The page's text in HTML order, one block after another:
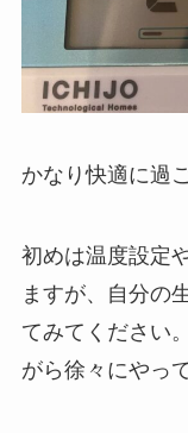
かなり快適に過
初めは温度設定
ますが、自分の
てみてください
がら徐々にやっ